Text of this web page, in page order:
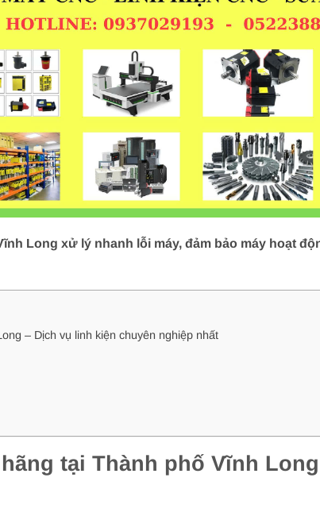
Long xử lý nhanh lỗi máy, đảm bảo máy hoạt
– Dịch vụ linh kiện chuyên nghiệp nhất
tại Thành phố Vĩnh